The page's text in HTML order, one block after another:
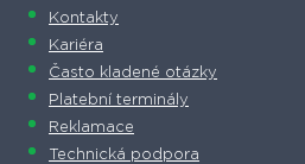
Kontakty
Kariéra
Často kladené otázky
Platební terminály
Reklamace
Technická podpora